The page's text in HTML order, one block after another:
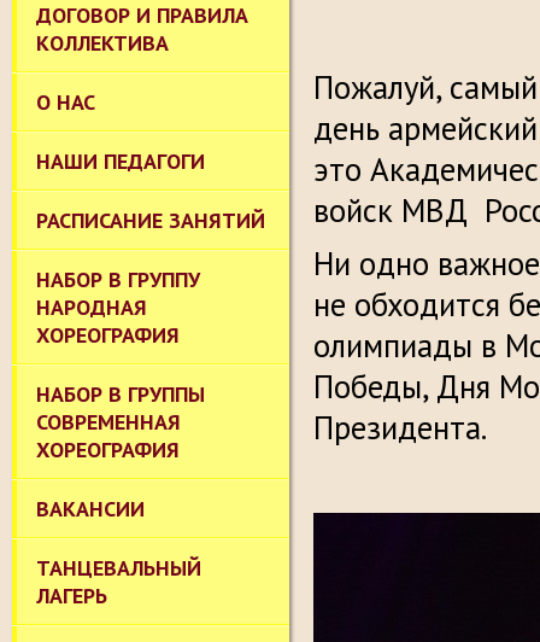
ДОГОВОР И ПРАВИЛА
КОЛЛЕКТИВА
О НАС
НАШИ ПЕДАГОГИ
РАСПИСАНИЕ ЗАНЯТИЙ
НАБОР В ГРУППУ
НАРОДНАЯ
ХОРЕОГРАФИЯ
НАБОР В ГРУППЫ
СОВРЕМЕННАЯ
ХОРЕОГРАФИЯ
ВАКАНСИИ
ТАНЦЕВАЛЬНЫЙ
ЛАГЕРЬ
Пожалуй,
день
это
войск МВД
Ни одно
не обходится
олимпиады в
Победы, Дня
Президента.